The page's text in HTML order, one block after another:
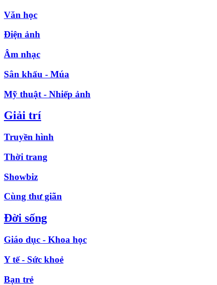
Văn học
Điện ảnh
Âm nhạc
Sân khấu - Múa
Mỹ thuật - Nhiếp ảnh
Giải trí
Truyền hình
Thời trang
Showbiz
Cùng thư giãn
Đời sống
Giáo dục - Khoa học
Y tế - Sức khoẻ
Bạn trẻ